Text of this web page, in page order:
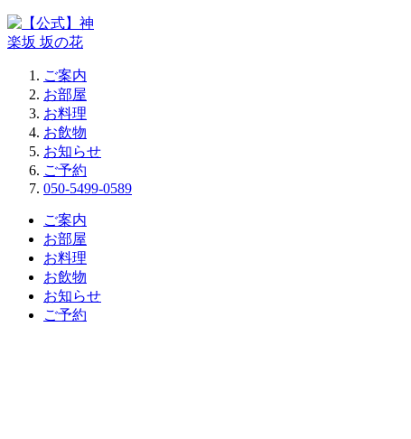
ご案内
お部屋
お料理
お飲物
お知らせ
ご予約
050-5499-0589
ご案内
お部屋
お料理
お飲物
お知らせ
ご予約